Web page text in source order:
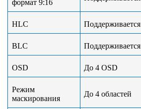
формат 9:16
HLC Поддерживается
BLC Поддерживается
OSD До 4 OSD
Режим
маскирования
До 4 областей